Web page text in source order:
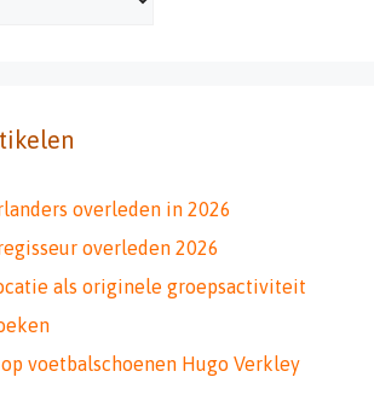
overleden in 2026
overleden 2026
als originele groepsactiviteit
voetbalschoenen Hugo Verkley